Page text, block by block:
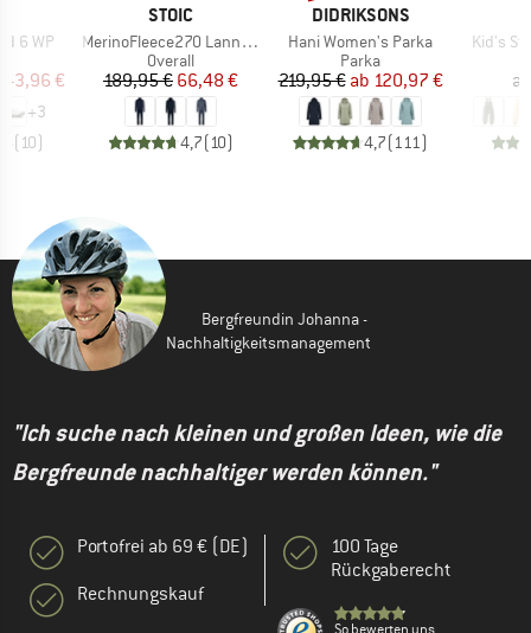
6 WP
Preis
€
+3
(10)
MARKE
STOIC
Artikel
MerinoFleece270 LannaSt. One Suit
Produktgruppe
Overall
Preis
189,95 €reduzierter Preis
66,48 €
4,7(10)
MARKE
DIDRIKSONS
Artikel
Hani Women's Parka
Produktgruppe
Parka
Preis
219,95 € reduzierter Preis
ab 120,97 €
4,7(111)
Artikel
Kid's
ab
Bergfreundin Johanna -
Nachhaltigkeitsmanagement
"Ich suche nach kleinen und großen Ideen, wie die
Bergfreunde nachhaltiger werden können."
Portofrei ab 69 € (DE)
Rechnungskauf
100 Tage
Rückgaberecht